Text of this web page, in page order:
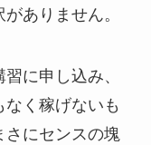
ありません。
習に申し込み、
く稼げないも
さにセンスの塊